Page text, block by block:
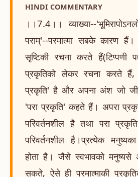
HINDI COMMENTARY
।।7.4।। व्याख्या--
पराम्'--परमात्मा सबके कारण
सृष्टिकी रचना करते
प्रकृतिको लेकर रचना करते हैं,
प्रकृति' है और अपना अंश जो
'परा प्रकृति' कहते हैं। अपरा
परिवर्तनशील है तथा परा
परिवर्तनशील है।प्रत्येक
होता है। जैसे स्वभावको मनुष्यसे
सकते, ऐसे ही परमात्माकी